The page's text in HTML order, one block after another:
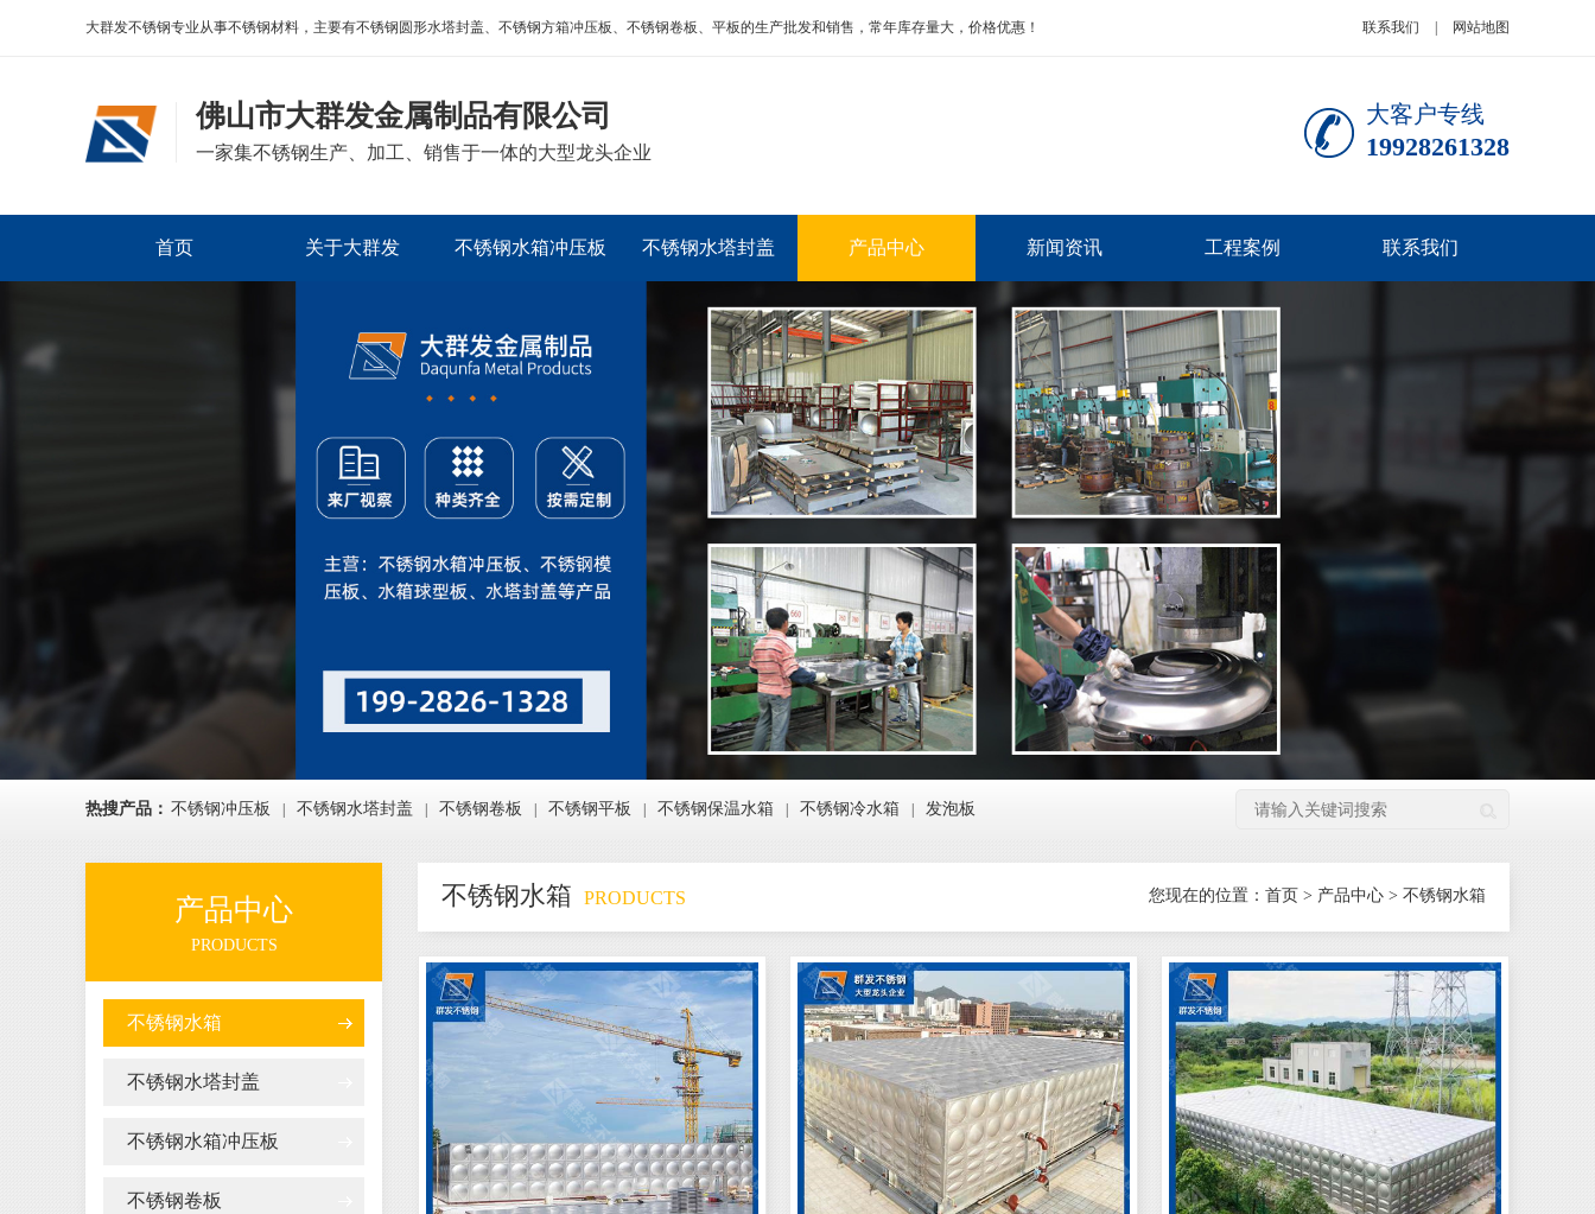
大群发不锈钢专业从事不锈钢材料，主要有不锈钢圆形水塔封盖、不锈钢方箱冲压板、不锈钢卷板、平板的生产批发和销售，常年库存量大，价格优惠！ 联系我们 网站地图
佛山市大群发金属制品有限公司
一家集不锈钢生产、加工、销售于一体的大型龙头企业
大客户专线
19928261328
首页 关于大群发 不锈钢水箱冲压板 不锈钢水塔封盖 产品中心 新闻资讯 工程案例 联系我们
热搜产品： 不锈钢冲压板 不锈钢水塔封盖 不锈钢卷板 不锈钢平板 不锈钢保温水箱 不锈钢冷水箱 发泡板
产品中心
PRODUCTS
不锈钢水箱
不锈钢水塔封盖
不锈钢水箱冲压板
不锈钢卷板
不锈钢水箱 PRODUCTS 您现在的位置： 首页 > 产品中心 > 不锈钢水箱